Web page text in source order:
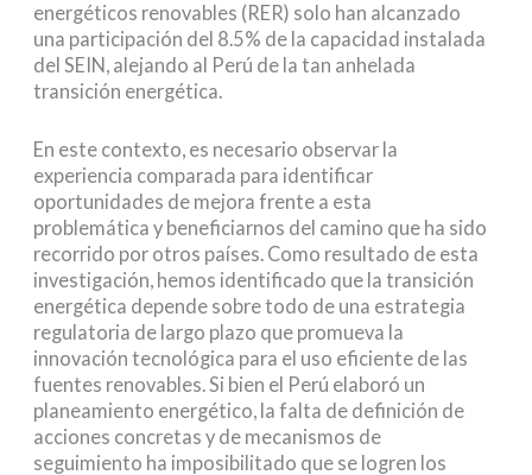
energéticos renovables (RER) solo han alcanzado
una participación del 8.5% de la capacidad instalada
del SEIN, alejando al Perú de la tan anhelada
transición energética.
En este contexto, es necesario observar la
experiencia comparada para identificar
oportunidades de mejora frente a esta
problemática y beneficiarnos del camino que ha sido
recorrido por otros países. Como resultado de esta
investigación, hemos identificado que la transición
energética depende sobre todo de una estrategia
regulatoria de largo plazo que promueva la
innovación tecnológica para el uso eficiente de las
fuentes renovables. Si bien el Perú elaboró un
planeamiento energético, la falta de definición de
acciones concretas y de mecanismos de
seguimiento ha imposibilitado que se logren los